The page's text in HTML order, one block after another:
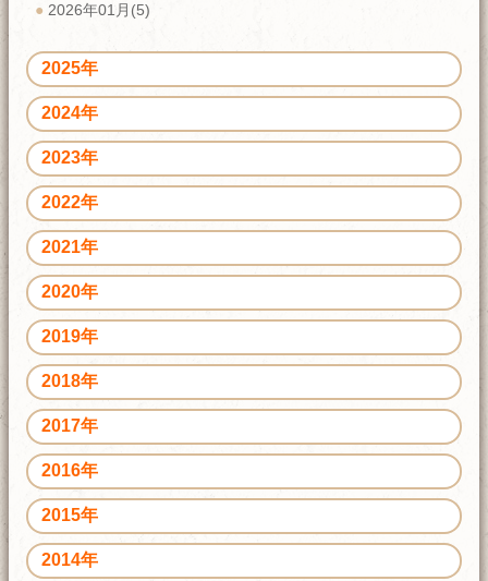
2026年01月(5)
2025年
2024年
2023年
2022年
2021年
2020年
2019年
2018年
2017年
2016年
2015年
2014年